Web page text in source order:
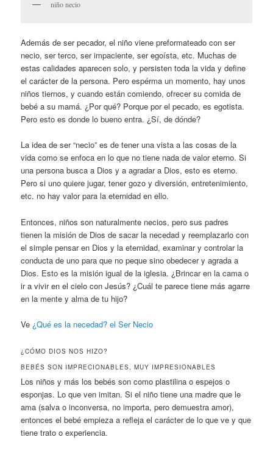
niño necio
Además de ser pecador, el niño viene preformateado con ser
necio, ser terco, ser impaciente, ser egoísta, etc. Muchas de
estas calidades aparecen solo, y persisten toda la vida y define
el carácter de la persona. Pero espérma un momento, hay unos
niños tiernos, y cuando están comiendo, ofrecer su comida de
bebé a su mamá. ¿Por qué? Porque por el pecado, es egotista.
Pero esto es donde lo bueno entra. ¿Sí, de dónde?
La idea de ser “necio” es de tener una vista a las cosas de la
vida como se enfoca en lo que no tiene nada de valor eterno. Si
una persona busca a Dios y a agradar a Dios, esto es eterno.
Pero si uno quiere jugar, tener gozo y diversión, entretenimiento,
etc. no hay valor para la eternidad en ello.
Entonces, niños son naturalmente necios, pero sus padres
tienen la misión de Dios de sacar la necedad y reemplazarlo con
el simple pensar en Dios y la eternidad, examinar y controlar la
conducta de uno para que no peque sino obedecer y agrada a
Dios. Esto es la misión igual de la iglesia. ¿Brincar en la cama o
ir a vivir en el cielo con Jesús? ¿Cuál te parece tiene más agarre
en la mente y alma de tu hijo?
Ve ¿Qué es la necedad? el Ser Necio
¿CÓMO DIOS NOS HIZO?
BEBÉS SON IMPRECIONABLES, MUY IMPRESIONABLES
Los niños y más los bebés son como plastilina o espejos o
esponjas. Lo que ven imitan. Si el niño tiene una madre que le
ama (salva o inconversa, no importa, pero demuestra amor),
entonces el bebé empieza a refleja el carácter de lo que ve y que
tiene trato o experiencia.